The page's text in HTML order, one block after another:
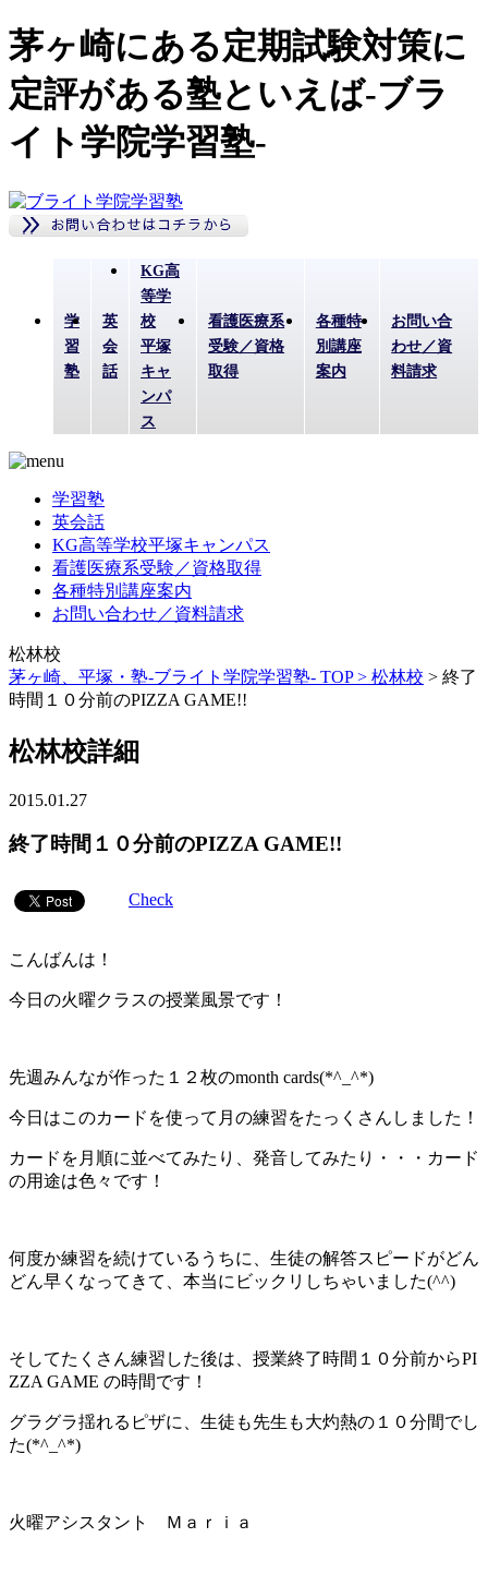
茅ヶ崎にある定期試験対策に
定評がある塾といえば-ブラ
イト学院学習塾-
学
習
塾
英
会
話
KG高
等学
校
平塚
キャ
ンパ
ス
看護医療系
受験／資格
取得
各種特
別講座
案内
お問い合
わせ／資
料請求
学習塾
英会話
KG高等学校平塚キャンパス
看護医療系受験／資格取得
各種特別講座案内
お問い合わせ／資料請求
松林校
茅ヶ崎、平塚・塾-ブライト学院学習塾- TOP > 松林校 > 終了
時間１０分前のPIZZA GAME!!
松林校詳細
2015.01.27
終了時間１０分前のPIZZA GAME!!
Check
こんばんは！
今日の火曜クラスの授業風景です！
先週みんなが作った１２枚のmonth cards(*^_^*)
今日はこのカードを使って月の練習をたっくさんしました！
カードを月順に並べてみたり、発音してみたり・・・カード
の用途は色々です！
何度か練習を続けているうちに、生徒の解答スピードがどん
どん早くなってきて、本当にビックリしちゃいました(^^)
そしてたくさん練習した後は、授業終了時間１０分前からPI
ZZA GAME の時間です！
グラグラ揺れるピザに、生徒も先生も大灼熱の１０分間でし
た(*^_^*)
火曜アシスタント Ｍａｒｉａ